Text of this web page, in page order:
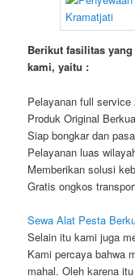
Berikut fasilitas
kami, yaitu :
Pelayanan full service
Produk Original
Siap bongkar dan
Pelayanan luas
Memberikan solusi
Gratis ongkos
Sewa Alat Pesta
Selain itu kami juga
Kami percaya bahwa
mahal. Oleh karena